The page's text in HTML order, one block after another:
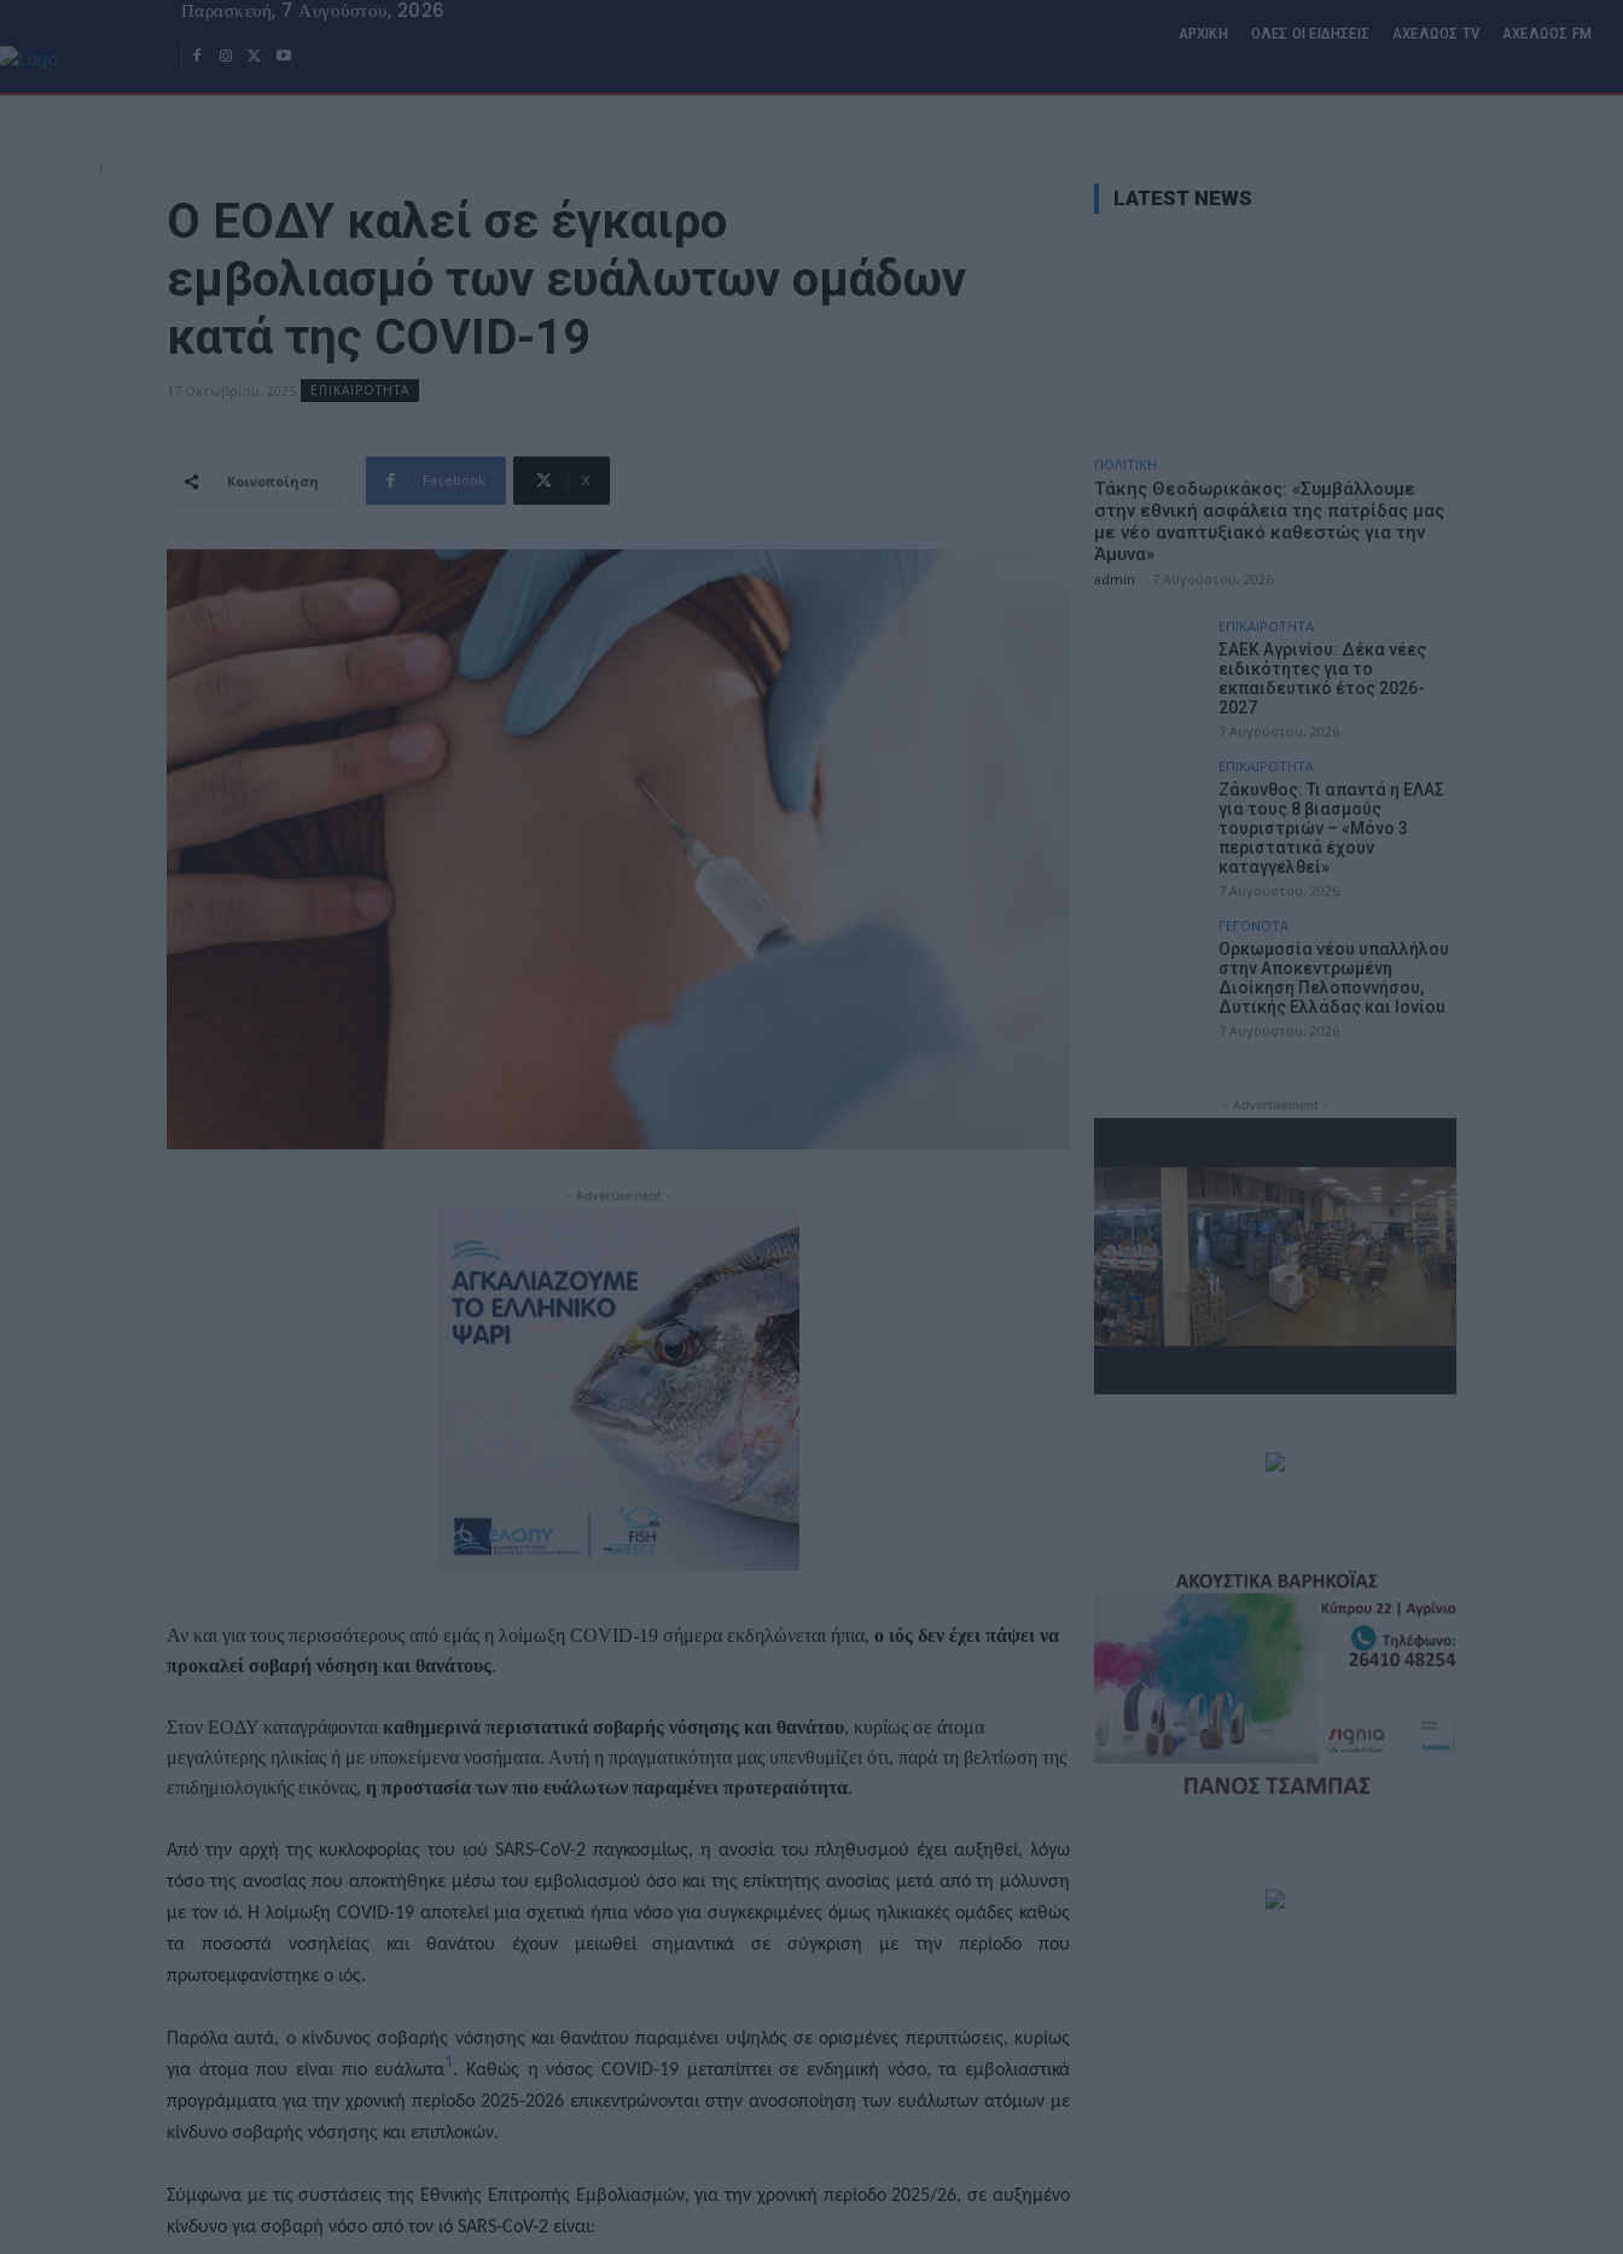
Παρασκευή, 7 Αυγούστου, 2026
ΑΡΧΙΚΗ ΟΛΕΣ ΟΙ ΕΙΔΗΣΕΙΣ ΑΧΕΛΩΟΣ TV ΑΧΕΛΩΟΣ FM
Ο ΕΟΔΥ καλεί σε έγκαιρο
εμβολιασμό των ευάλωτων ομάδων
κατά της COVID-19
17 Οκτωβρίου, 2025 ΕΠΙΚΑΙΡΟΤΗΤΑ
Κοινοποίηση Facebook X
- Advertisement -
Αν και για τους περισσότερους από εμάς η λοίμωξη COVID-19 σήμερα εκδηλώνεται ήπια, ο ιός δεν έχει πάψει να
προκαλεί σοβαρή νόσηση και θανάτους.
Στον ΕΟΔΥ καταγράφονται καθημερινά περιστατικά σοβαρής νόσησης και θανάτου, κυρίως σε άτομα
μεγαλύτερης ηλικίας ή με υποκείμενα νοσήματα. Αυτή η πραγματικότητα μας υπενθυμίζει ότι, παρά τη βελτίωση της
επιδημιολογικής εικόνας, η προστασία των πιο ευάλωτων παραμένει προτεραιότητα.
Από την αρχή της κυκλοφορίας του ιού SARS-CoV-2 παγκοσμίως, η ανοσία του πληθυσμού έχει αυξηθεί, λόγω
τόσο της ανοσίας που αποκτήθηκε μέσω του εμβολιασμού όσο και της επίκτητης ανοσίας μετά από τη μόλυνση
με τον ιό. Η λοίμωξη COVID-19 αποτελεί μια σχετικά ήπια νόσο για συγκεκριμένες όμως ηλικιακές ομάδες καθώς
τα ποσοστά νοσηλείας και θανάτου έχουν μειωθεί σημαντικά σε σύγκριση με την περίοδο που
πρωτοεμφανίστηκε ο ιός.
Παρόλα αυτά, ο κίνδυνος σοβαρής νόσησης και θανάτου παραμένει υψηλός σε ορισμένες περιπτώσεις, κυρίως
για άτομα που είναι πιο ευάλωτα1 . Καθώς η νόσος COVID-19 μεταπίπτει σε ενδημική νόσο, τα εμβολιαστικά
προγράμματα για την χρονική περίοδο 2025-2026 επικεντρώνονται στην ανοσοποίηση των ευάλωτων ατόμων με
κίνδυνο σοβαρής νόσησης και επιπλοκών.
Σύμφωνα με τις συστάσεις της Εθνικής Επιτροπής Εμβολιασμών, για την χρονική περίοδο 2025/26, σε αυξημένο
κίνδυνο για σοβαρή νόσο από τον ιό SARS-CoV-2 είναι:
LATEST NEWS
ΠΟΛΙΤΙΚΗ
Τάκης Θεοδωρικάκος: «Συμβάλλουμε
στην εθνική ασφάλεια της πατρίδας μας
με νέο αναπτυξιακό καθεστώς για την
Άμυνα»
admin 7 Αυγούστου, 2026
ΕΠΙΚΑΙΡΟΤΗΤΑ
ΣΑΕΚ Αγρινίου: Δέκα νέες
ειδικότητες για το
εκπαιδευτικό έτος 2026-
2027
7 Αυγούστου, 2026
ΕΠΙΚΑΙΡΟΤΗΤΑ
Ζάκυνθος: Τι απαντά η ΕΛΑΣ
για τους 8 βιασμούς
τουριστριών – «Μόνο 3
περιστατικά έχουν
καταγγελθεί»
7 Αυγούστου, 2026
ΓΕΓΟΝΟΤΑ
Ορκωμοσία νέου υπαλλήλου
στην Αποκεντρωμένη
Διοίκηση Πελοποννήσου,
Δυτικής Ελλάδας και Ιονίου
7 Αυγούστου, 2026
- Advertisement -